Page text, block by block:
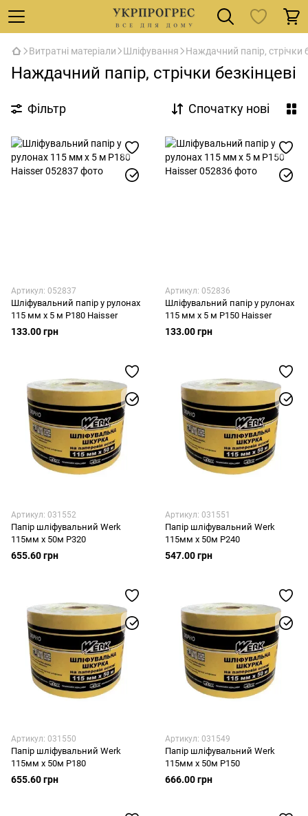
Витратні матеріали Шліфування Наждачний папір, стрічки
Наждачний папір, стрічки безкінцеві
Фільтр Спочатку нові
Артикул: 052837
Шліфувальний папір у рулонах
115 мм x 5 м Р180 Haisser
133.00 грн
Артикул: 052836
Шліфувальний папір у рулонах
115 мм x 5 м Р150 Haisser
133.00 грн
Артикул: 031552
Папір шліфувальний Werk
115мм х 50м P320
655.60 грн
Артикул: 031551
Папір шліфувальний Werk
115мм х 50м P240
547.00 грн
Артикул: 031550
Папір шліфувальний Werk
115мм х 50м P180
655.60 грн
Артикул: 031549
Папір шліфувальний Werk
115мм х 50м P150
666.00 грн